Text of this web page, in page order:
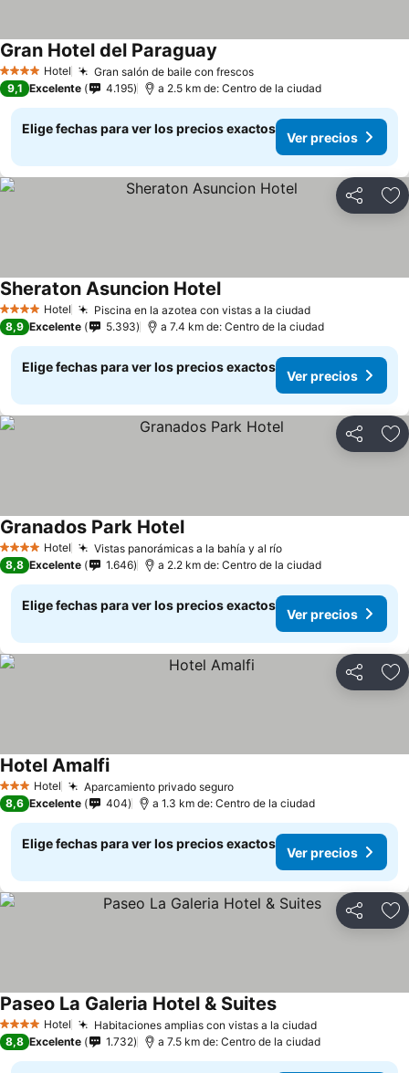
4 EstrellasHotel Gran salón de baile con frescos
Gran Hotel del Paraguay
9,1 Excelente 4.195 a 2.5 km de: Centro de la ciudad
Elige fechas para ver los precios exactos
Ver precios
Compartir
4 EstrellasHotel Piscina en la azotea con vistas a la ciudad
Sheraton Asuncion Hotel
8,9 Excelente 5.393 a 7.4 km de: Centro de la ciudad
Elige fechas para ver los precios exactos
Ver precios
Compartir
4 EstrellasHotel Vistas panorámicas a la bahía y al río
Granados Park Hotel
8,8 Excelente 1.646 a 2.2 km de: Centro de la ciudad
Elige fechas para ver los precios exactos
Ver precios
Compartir
3 Estrellas
Hotel Aparcamiento privado seguro
Hotel Amalfi
8,6 Excelente 404 a 1.3 km de: Centro de la ciudad
Elige fechas para ver los precios exactos
Ver precios
Compartir
4 EstrellasHotel Habitaciones amplias con vistas a la ciudad
Paseo La Galeria Hotel & Suites
8,8 Excelente 1.732 a 7.5 km de: Centro de la ciudad